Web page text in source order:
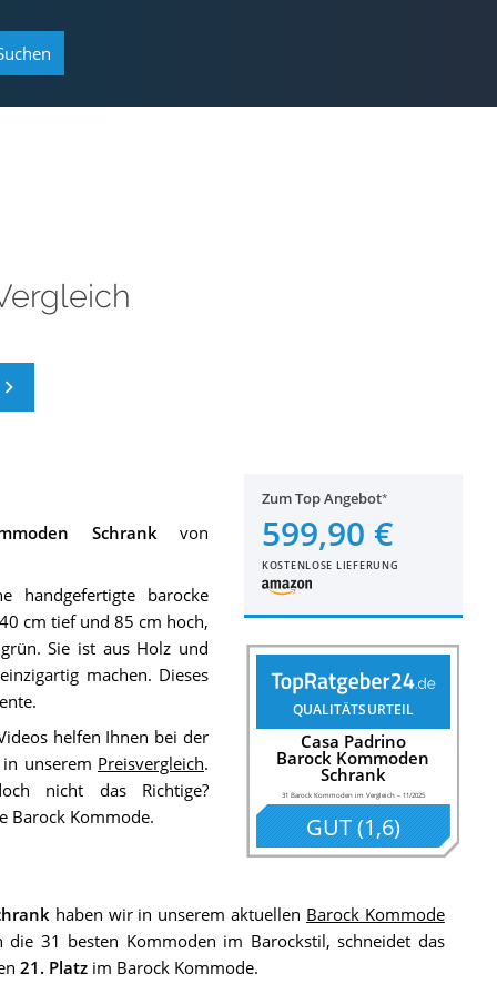
Zum Top Angebot
599,90 €
KOSTENLOSE LIEFERUNG
QUALITÄTSURTEIL
Casa Padrino
Barock Kommoden
Schrank
31 Barock Kommoden im Vergleich– 11/2025
GUT(1,6)
Schrank von
handgefertigte barocke
cm tief und 85 cm hoch,
Sie ist aus Holz und
machen. Dieses
helfen Ihnen bei der
unserem Preisvergleich.
nicht das Richtige?
Barock Kommode.
haben wir in unserem aktuellen Barock Kommode
31 besten Kommoden im Barockstil, schneidet das
21. Platzim Barock Kommode.